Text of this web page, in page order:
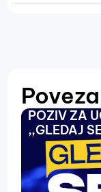
POZIV ZA
,,GLEDAJ